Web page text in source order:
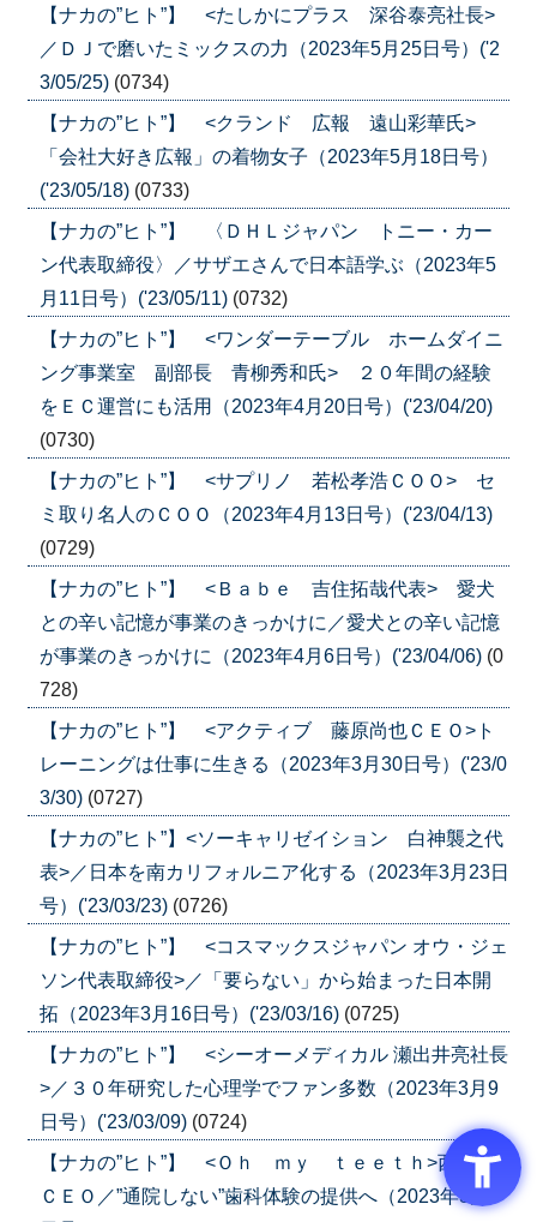
【ナカの”ヒト”】 <たしかにプラス 深谷泰亮社長>
／ＤＪで磨いたミックスの力（2023年5月25日号）('2
3/05/25) (0734)
【ナカの”ヒト”】 <クランド 広報 遠山彩華氏>
「会社大好き広報」の着物女子（2023年5月18日号）
('23/05/18) (0733)
【ナカの”ヒト”】 〈ＤＨＬジャパン トニー・カー
ン代表取締役〉／サザエさんで日本語学ぶ（2023年5
月11日号）('23/05/11) (0732)
【ナカの”ヒト”】 <ワンダーテーブル ホームダイニ
ング事業室 副部長 青柳秀和氏> ２０年間の経験
をＥＣ運営にも活用（2023年4月20日号）('23/04/20)
(0730)
【ナカの”ヒト”】 <サプリノ 若松孝浩ＣＯＯ> セ
ミ取り名人のＣＯＯ（2023年4月13日号）('23/04/13)
(0729)
【ナカの”ヒト”】 <Ｂａｂｅ 吉住拓哉代表> 愛犬
との辛い記憶が事業のきっかけに／愛犬との辛い記憶
が事業のきっかけに（2023年4月6日号）('23/04/06) (0
728)
【ナカの”ヒト”】 <アクティブ 藤原尚也ＣＥＯ>ト
レーニングは仕事に生きる（2023年3月30日号）('23/0
3/30) (0727)
【ナカの”ヒト”】<ソーキャリゼイション 白神襲之代
表>／日本を南カリフォルニア化する（2023年3月23日
号）('23/03/23) (0726)
【ナカの”ヒト”】 <コスマックスジャパン オウ・ジェ
ソン代表取締役>／「要らない」から始まった日本開
拓（2023年3月16日号）('23/03/16) (0725)
【ナカの”ヒト”】 <シーオーメディカル 瀬出井亮社長
>／３０年研究した心理学でファン多数（2023年3月9
日号）('23/03/09) (0724)
【ナカの”ヒト”】 <Ｏｈ ｍｙ ｔｅｅｔｈ>西野誠
ＣＥＯ／”通院しない”歯科体験の提供へ（2023年3月2